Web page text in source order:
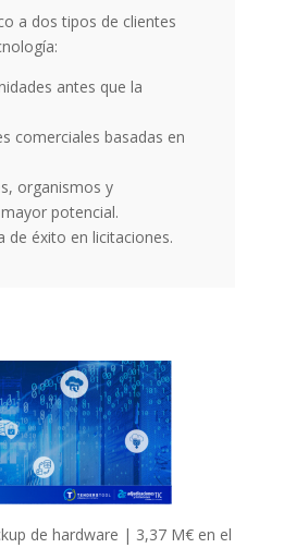
a dos tipos de clientes
antes que la
comerciales basadas en
organismos y
potencial.
de éxito en licitaciones.
de hardware | 3,37 M€ en el